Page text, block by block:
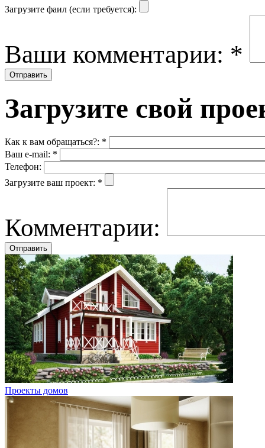
Загрузите фаил (если требуется):
Ваши комментарии: *
Загрузите свой
Как к вам обращаться?: *
Ваш e-mail: *
Телефон:
Загрузите ваш проект: *
Комментарии:
Проекты домов